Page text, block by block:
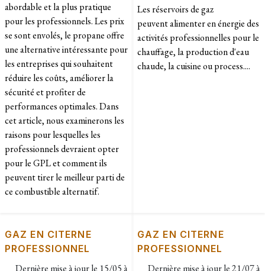
abordable et la plus pratique
pour les professionnels. Les prix
se sont envolés, le propane offre
une alternative intéressante pour
les entreprises qui souhaitent
réduire les coûts, améliorer la
sécurité et profiter de
performances optimales. Dans
cet article, nous examinerons les
raisons pour lesquelles les
professionnels devraient opter
pour le GPL et comment ils
peuvent tirer le meilleur parti de
ce combustible alternatif.
Les réservoirs de gaz
peuvent alimenter en énergie des
activités professionnelles pour le
chauffage, la production d'eau
chaude, la cuisine ou process....
GAZ EN CITERNE
PROFESSIONNEL
Dernière mise à jour le 15/05 à
GAZ EN CITERNE
PROFESSIONNEL
Dernière mise à jour le21/07 à